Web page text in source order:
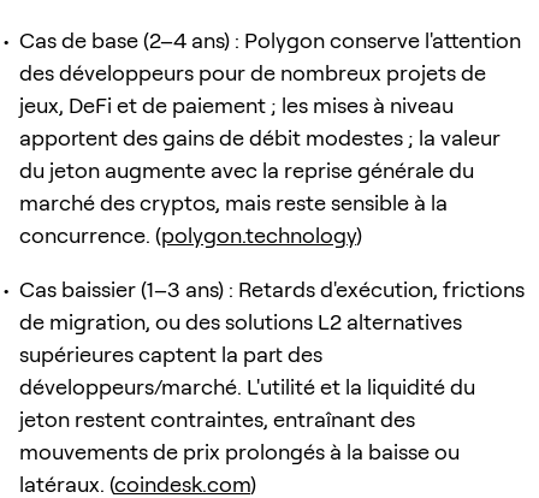
Cas de base (2–4 ans) : Polygon conserve l'attention
des développeurs pour de nombreux projets de
jeux, DeFi et de paiement ; les mises à niveau
apportent des gains de débit modestes ; la valeur
du jeton augmente avec la reprise générale du
marché des cryptos, mais reste sensible à la
concurrence. (polygon.technology)
Cas baissier (1–3 ans) : Retards d'exécution, frictions
de migration, ou des solutions L2 alternatives
supérieures captent la part des
développeurs/marché. L'utilité et la liquidité du
jeton restent contraintes, entraînant des
mouvements de prix prolongés à la baisse ou
latéraux. (coindesk.com)